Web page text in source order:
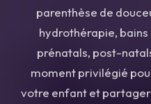
parenthèse de
hydrothérapie,
prénatals, post-
moment privilégié
votre enfant et